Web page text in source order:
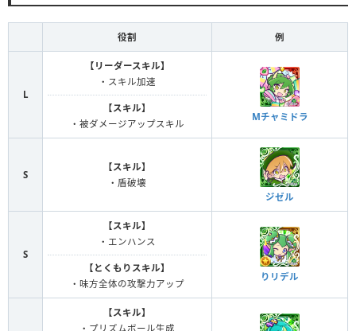
役割 例
L
【リーダースキル】
・スキル加速
【スキル】
・被ダメージアップスキル
Mチャミドラ
S
【スキル】
・盾破壊
ジゼル
S
【スキル】
・エンハンス
【とくもりスキル】
・味方全体の攻撃力アップ
りリデル
【スキル】
・プリズムボール生成